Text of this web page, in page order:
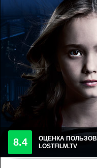
8.4
ОЦЕНКА
LOSTFILM.TV